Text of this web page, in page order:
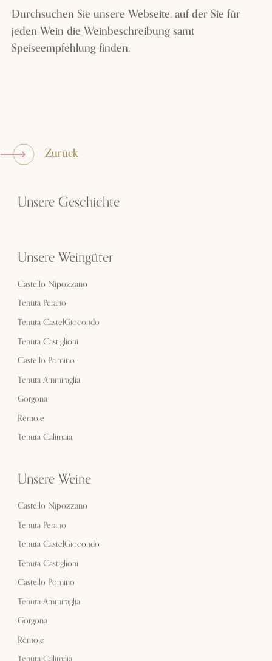
Durchsuchen Sie unsere Webseite, auf der Sie für
jeden Wein die Weinbeschreibung samt
Speiseempfehlung finden.
Zurück
Unsere Geschichte
Unsere Weingüter
Castello Nipozzano
Tenuta Perano
Tenuta CastelGiocondo
Tenuta Castiglioni
Castello Pomino
Tenuta Ammiraglia
Gorgona
Rèmole
Tenuta Calimaia
Unsere Weine
Castello Nipozzano
Tenuta Perano
Tenuta CastelGiocondo
Tenuta Castiglioni
Castello Pomino
Tenuta Ammiraglia
Gorgona
Rèmole